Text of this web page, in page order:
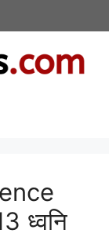
ध्वनि